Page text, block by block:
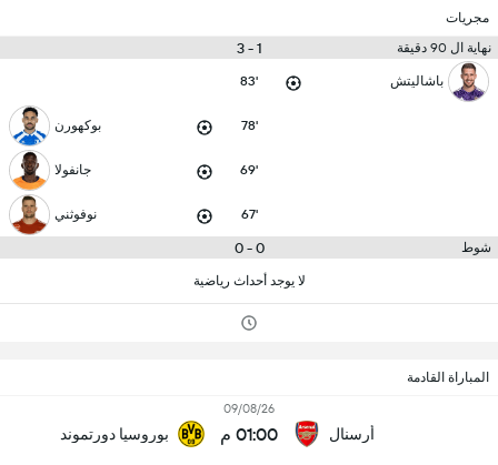
مجريات
نهاية ال 90 دقيقة
1 - 3
باشاليتش 83'
78' بوكهورن
69' جانفولا
67' نوفوثني
شوط 0 - 0
لا يوجد أحداث رياضية
المباراة القادمة
أرسنال
09/08/26
01:00 م بوروسيا دورتموند